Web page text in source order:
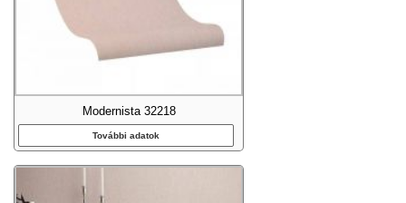
Modernista 32218
További adatok